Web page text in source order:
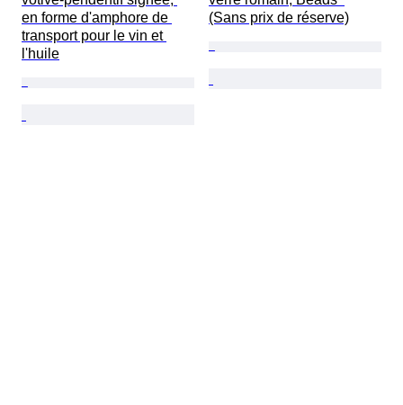
en forme d'amphore de
transport pour le vin et
l'huile
(Sans prix de réserve)